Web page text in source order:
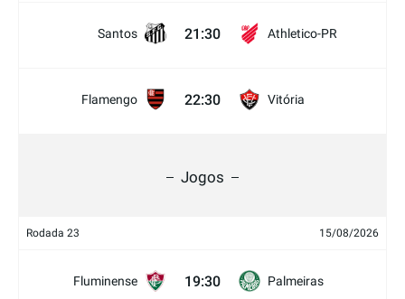
Santos 21:30 Athletico-PR
Flamengo 22:30 Vitória
Jogos
Rodada 23 15/08/2026
Fluminense 19:30 Palmeiras